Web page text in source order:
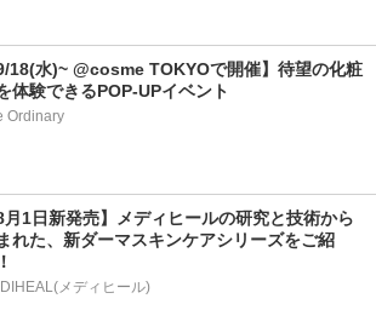
9/18(水)~ @cosme TOKYOで開催】待望の化粧
体験できるPOP-UPイベント
Ordinary
8月1日新発売】メディヒールの研究と技術から
れた、新ダーマスキンケアシリーズをご紹
メディヒール)